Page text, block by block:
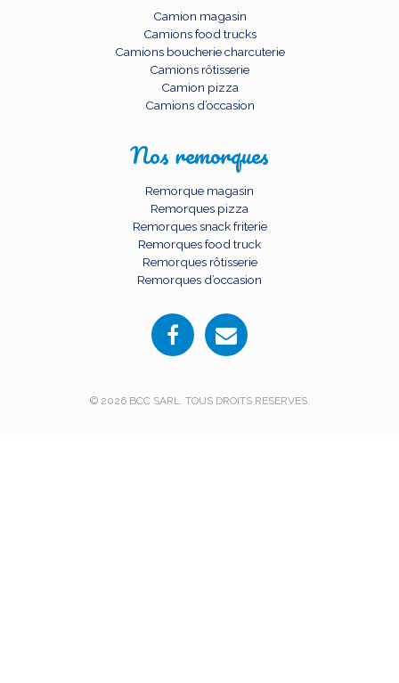
Camion magasin
Camions food trucks
Camions boucherie charcuterie
Camions rôtisserie
Camion pizza
Camions d’occasion
Nos remorques
Remorque magasin
Remorques pizza
Remorques snack friterie
Remorques food truck
Remorques rôtisserie
Remorques d’occasion
© 2026 BCC SARL. TOUS DROITS RESERVES.